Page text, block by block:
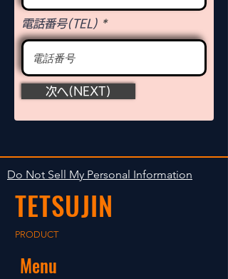
電話番号(TEL)
次へ(NEXT)
Do Not Sell My Personal Information
TETSUJIN
PRODUCT
Menu